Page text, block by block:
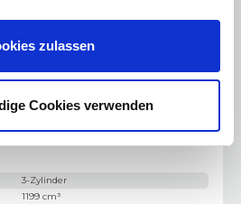
zulassen
Cookies verwenden
3-Zylinder
1199 cm³